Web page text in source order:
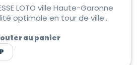
LOTO ville Haute-Garonne
optimale en tour de ville
au panier